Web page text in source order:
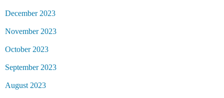
December 2023
November 2023
October 2023
September 2023
August 2023